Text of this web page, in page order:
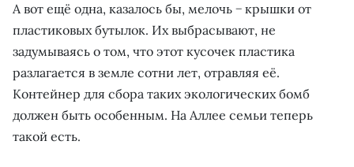
А вот ещё одна, казалось бы, мелочь − крышки от
пластиковых бутылок. Их выбрасывают, не
задумываясь о том, что этот кусочек пластика
разлагается в земле сотни лет, отравляя её.
Контейнер для сбора таких экологических бомб
должен быть особенным. На Аллее семьи теперь
такой есть.